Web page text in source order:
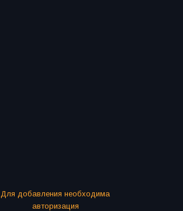
Для добавления необходима
авторизация